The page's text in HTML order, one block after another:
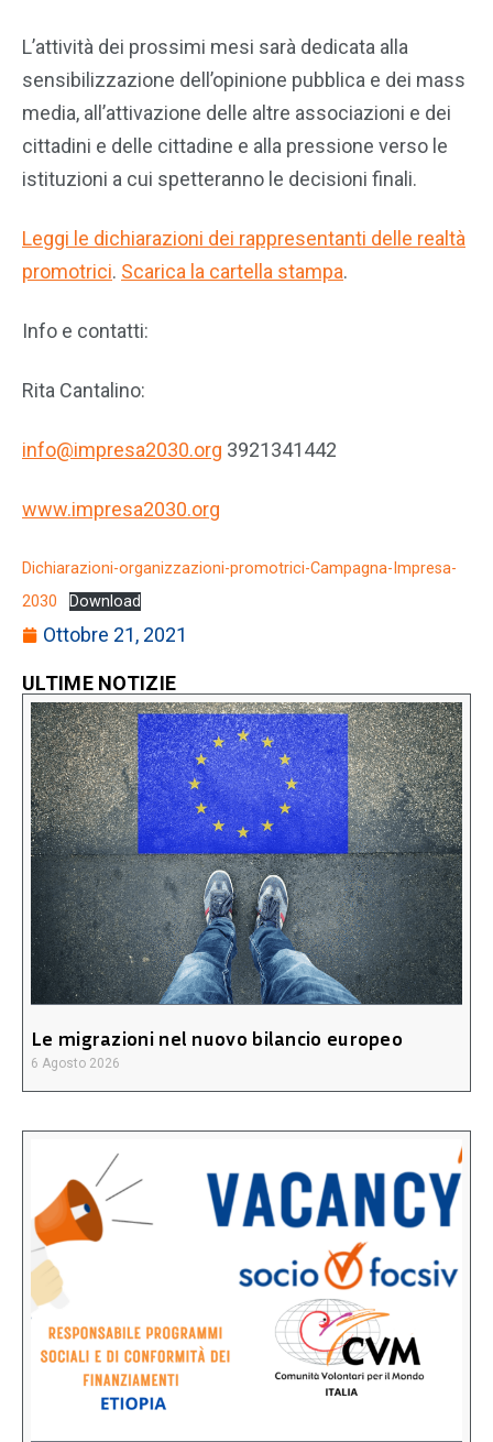
L’attività dei prossimi mesi sarà dedicata alla
sensibilizzazione dell’opinione pubblica e dei mass
media, all’attivazione delle altre associazioni e dei
cittadini e delle cittadine e alla pressione verso le
istituzioni a cui spetteranno le decisioni finali.
Leggi le dichiarazioni dei rappresentanti delle realtà
promotrici. Scarica la cartella stampa.
Info e contatti:
Rita Cantalino:
info@impresa2030.org 3921341442
www.impresa2030.org
Dichiarazioni-organizzazioni-promotrici-Campagna-Impresa-
2030
Download
Ottobre 21, 2021
ULTIME NOTIZIE
Le migrazioni nel nuovo bilancio europeo
6 Agosto 2026